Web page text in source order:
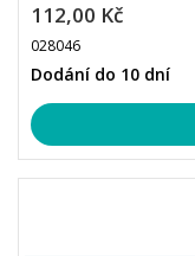
112,00 Kč
028046
Dodání do 10 dní